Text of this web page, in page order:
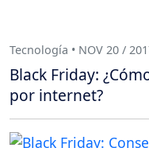
Tecnología • NOV 20 /
Black Friday:
por internet?